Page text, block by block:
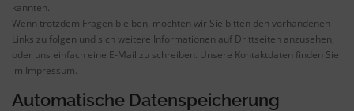
kannten.
Wenn trotzdem Fragen bleiben, möchten wir Sie bitten den vorhandenen
Links zu folgen und sich weitere Informationen auf Drittseiten anzusehen,
oder uns einfach eine E-Mail zu schreiben. Unsere Kontaktdaten finden Sie
im Impressum.
Automatische Datenspeicherung